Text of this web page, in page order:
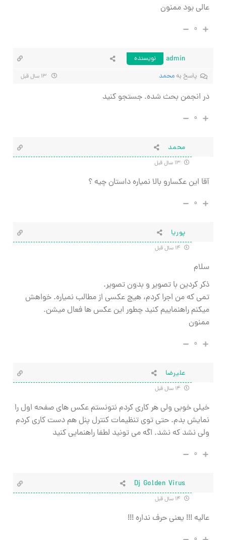
عالی بود ممنون
۰
admin
نویسنده
پاسخ بهمحمد
در انجمن بحث شده. جستجو کنید
۰
محمد
آقا این عکسارو بالا نمیاره داستان چیه ؟
۰
پوریا
سلام
ذکر کردین با تصویر و بدون تصویر.
تمی که من اجرا کردم، هیچ عکسی از مطالب نمیاره. خواهش
میکنم راهنماییم کنید چطور این عکس ها فعال میشن.
ممنون
۰
علیرضا
خیلی خوبی ولی هر کاری کردم نتونستم عکس های صفحه اول را
نمایش بدم. حتی توی تنظیمات کنترل پنل هم دست کاری کردم
ولی نشد که نشد. اگه می تونید لطفا راهنمایی کنید
۰
Dj Golden Virus
عالیه !!! یعنی حرف نداره !!!